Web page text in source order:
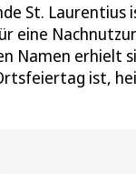
St. Laurentius
eine
Namen erhielt
ist,